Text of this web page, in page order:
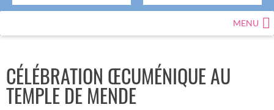
MENU
CÉLÉBRATION ŒCUMÉNIQUE AU
TEMPLE DE MENDE